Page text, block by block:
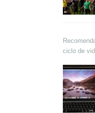
ciclo de